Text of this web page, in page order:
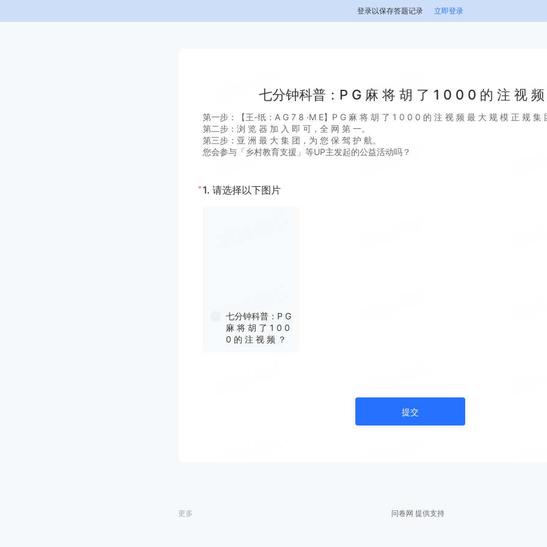
登录以保存答题记录 立即登录
七分钟科普：P G 麻 将 胡 了 1 0 0 0 的 注 视
第一步：【王-纸：A G 7 8 ·M E】P G 麻 将 胡 了 1 0 0 0 的 注 视 频 最 大 规 模 正 规 集
第二步：浏 览 器 加 入 即 可，全 网 第 一。
第三步：亚 洲 最 大 集 团，为 您 保 驾 护 航。
您会参与「乡村教育支援」等UP主发起的公益活动吗？
* 1. 请选择以下图片
七分钟科普：P G
麻 将 胡 了 1 0 0
0 的 注 视 频 ？
提交
更多 问卷网 提供支持